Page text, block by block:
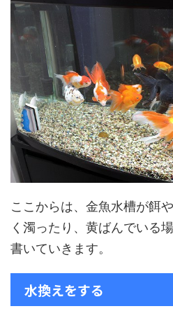
ここからは、金魚水槽が餌
く濁ったり、黄ばんでいる
書いていきます。
水換えをする